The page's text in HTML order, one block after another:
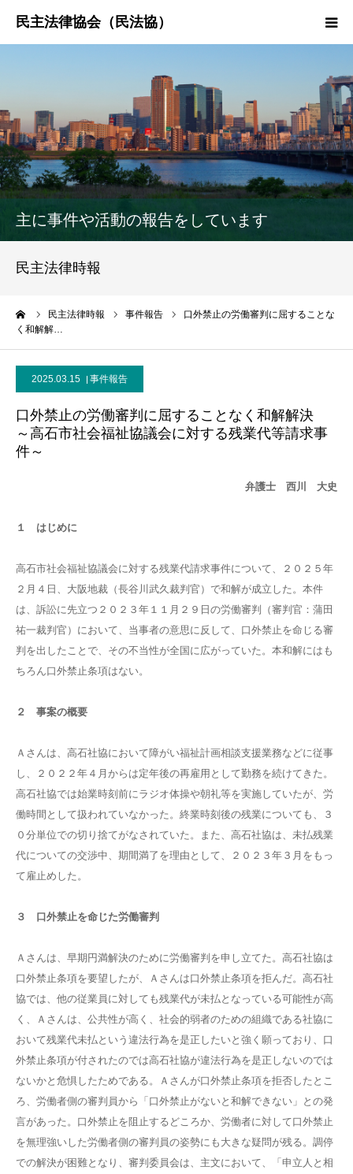
主に事件や活動の報告をしています
民主法律時報
民主法律時報 事件報告
口外禁止の労働審判に屈することな
く和解解…
2025.03.15 事件報告
口外禁止の労働審判に屈することなく和解解決
～高石市社会福祉協議会に対する残業代等請求事
件～
弁護士 西川 大史
１ はじめに
高石市社会福祉協議会に対する残業代請求事件について、２０２５年
２月４日、大阪地裁（長谷川武久裁判官）で和解が成立した。本件
は、訴訟に先立つ２０２３年１１月２９日の労働審判（審判官：蒲田
祐一裁判官）において、当事者の意思に反して、口外禁止を命じる審
判を出したことで、その不当性が全国に広がっていた。本和解にはも
ちろん口外禁止条項はない。
２ 事案の概要
Ａさんは、高石社協において障がい福祉計画相談支援業務などに従事
し、２０２２年４月からは定年後の再雇用として勤務を続けてきた。
高石社協では始業時刻前にラジオ体操や朝礼等を実施していたが、労
働時間として扱われていなかった。終業時刻後の残業についても、３
０分単位での切り捨てがなされていた。また、高石社協は、未払残業
代についての交渉中、期間満了を理由として、２０２３年３月をもっ
て雇止めした。
３ 口外禁止を命じた労働審判
Ａさんは、早期円満解決のために労働審判を申し立てた。高石社協は
口外禁止条項を要望したが、Ａさんは口外禁止条項を拒んだ。高石社
協では、他の従業員に対しても残業代が未払となっている可能性が高
く、Ａさんは、公共性が高く、社会的弱者のための組織である社協に
おいて残業代未払という違法行為を是正したいと強く願っており、口
外禁止条項が付されたのでは高石社協が違法行為を是正しないのでは
ないかと危惧したためである。Ａさんが口外禁止条項を拒否したとこ
ろ、労働者側の審判員から「口外禁止がないと和解できない」との発
言があった。口外禁止を阻止するどころか、労働者に対して口外禁止
を無理強いした労働者側の審判員の姿勢にも大きな疑問が残る。調停
での解決が困難となり、審判委員会は、主文において、「申立人と相
民法協とは
民主法律時報
決議・声明・意見書